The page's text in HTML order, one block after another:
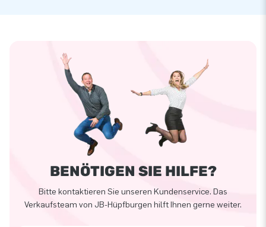
BENÖTIGEN SIE HILFE?
Bitte kontaktieren Sie unseren Kundenservice. Das
Verkaufsteam von JB-Hüpfburgen hilft Ihnen gerne weiter.